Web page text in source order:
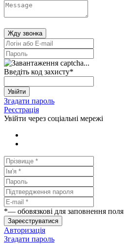
Жду звонка
Введіть код захисту*
Увійти
Згадати пароль
Реєстрація
Увійти через соціальні мережі
*— обовязкові для заповнення поля
Зареєструватися
Авторизація
Згадати пароль